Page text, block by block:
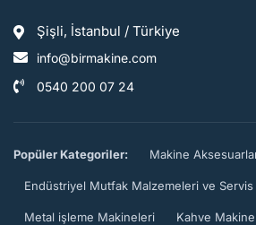
Şişli, İstanbul / Türkiye
info@birmakine.com
0540 200 07 24
Popüler Kategoriler: Makine
Endüstriyel Mutfak Malzemeleri ve Servis
Metal işleme Makineleri Kahve